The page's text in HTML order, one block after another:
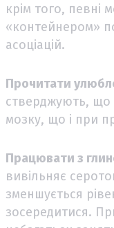
крім того, певні
«контейнером»
асоціацій.
Прочитати
стверджують, що
мозку, що і при
Працювати з
вивільняє
зменшується
зосередитися.